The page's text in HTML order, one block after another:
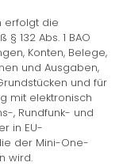
erfolgt die
132 Abs. 1 BAO
Konten, Belege,
und Ausgaben,
und für
mit elektronisch
, Rundfunk- und
in EU-
der Mini-One-
wird.